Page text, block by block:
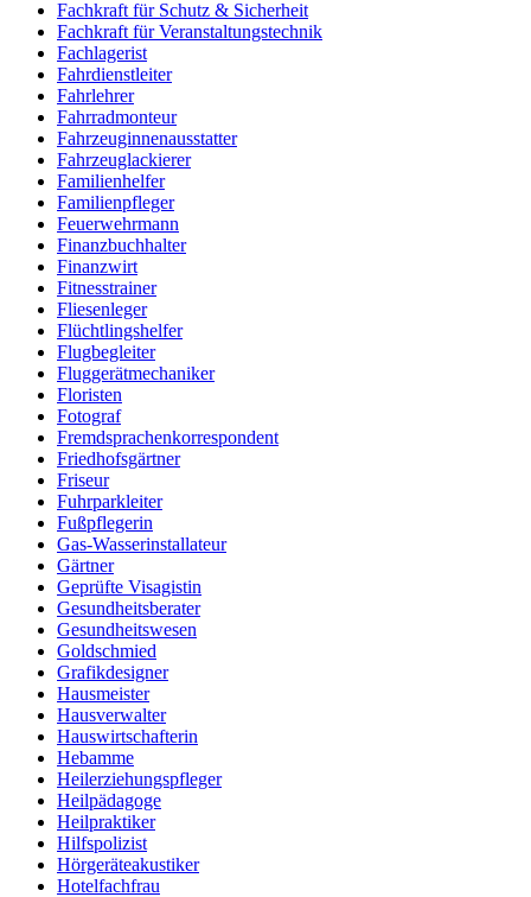
Fachkraft für Schutz & Sicherheit
Fachkraft für Veranstaltungstechnik
Fachlagerist
Fahrdienstleiter
Fahrlehrer
Fahrradmonteur
Fahrzeuginnenausstatter
Fahrzeuglackierer
Familienhelfer
Familienpfleger
Feuerwehrmann
Finanzbuchhalter
Finanzwirt
Fitnesstrainer
Fliesenleger
Flüchtlingshelfer
Flugbegleiter
Fluggerätmechaniker
Floristen
Fotograf
Fremdsprachenkorrespondent
Friedhofsgärtner
Friseur
Fuhrparkleiter
Fußpflegerin
Gas-Wasserinstallateur
Gärtner
Geprüfte Visagistin
Gesundheitsberater
Gesundheitswesen
Goldschmied
Grafikdesigner
Hausmeister
Hausverwalter
Hauswirtschafterin
Hebamme
Heilerziehungspfleger
Heilpädagoge
Heilpraktiker
Hilfspolizist
Hörgeräteakustiker
Hotelfachfrau